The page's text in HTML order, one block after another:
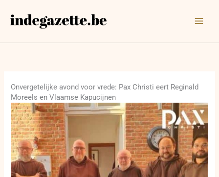
naar
Onvergetelijke avond voor vrede: Pax Christi eert Reginald
Moreels en Vlaamse Kapucijnen